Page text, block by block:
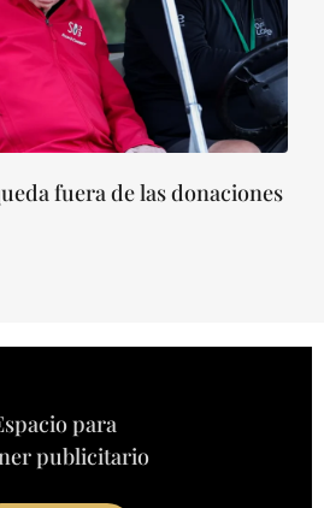
fuera de las donaciones
para
publicitario